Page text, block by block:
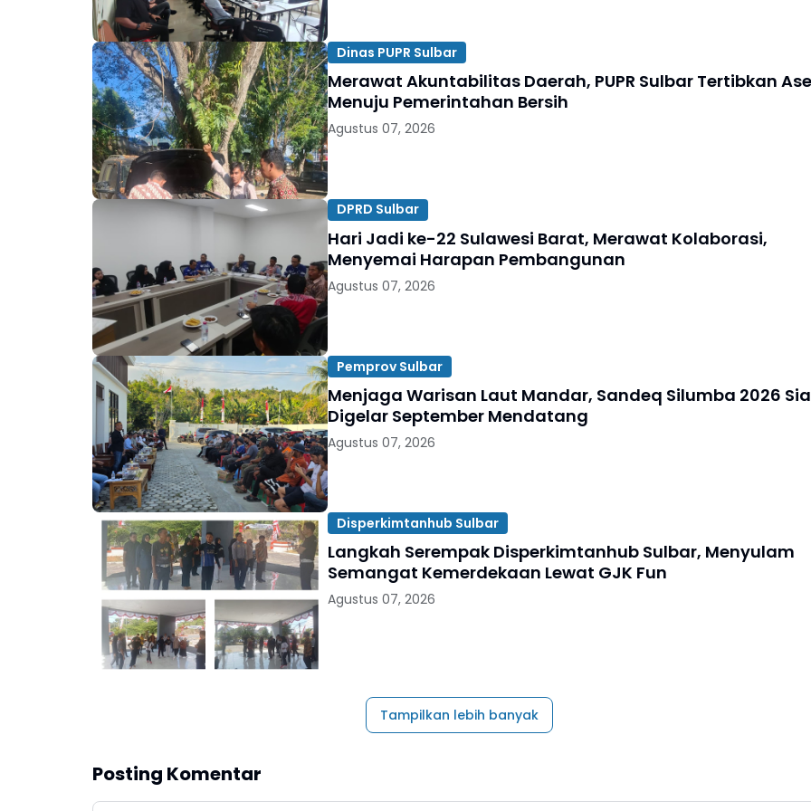
Dinas PUPR Sulbar
Merawat Akuntabilitas Daerah, PUPR Sulbar Tertibkan
Menuju Pemerintahan Bersih
Agustus 07, 2026
DPRD Sulbar
Hari Jadi ke-22 Sulawesi Barat, Merawat Kolaborasi,
Menyemai Harapan Pembangunan
Agustus 07, 2026
Pemprov Sulbar
Menjaga Warisan Laut Mandar, Sandeq Silumba 2026
Digelar September Mendatang
Agustus 07, 2026
Disperkimtanhub Sulbar
Langkah Serempak Disperkimtanhub Sulbar, Menyulam
Semangat Kemerdekaan Lewat GJK Fun
Agustus 07, 2026
Tampilkan lebih banyak
Posting Komentar